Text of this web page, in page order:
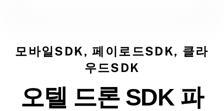
모바일SDK, 페이로드SDK, 클라
우드SDK
오텔 드론 SDK 파